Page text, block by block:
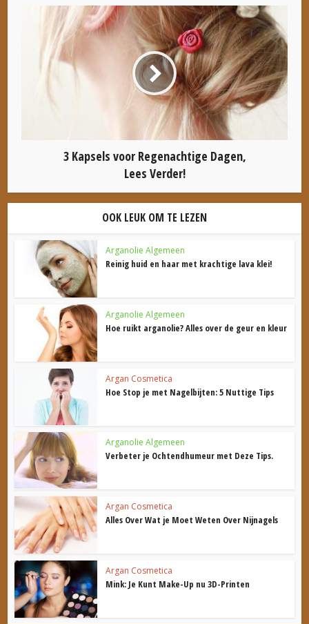
3 Kapsels voor Regenachtige Dagen,
Lees Verder!
OOK LEUK OM TE LEZEN
Arganolie Algemeen
Reinig huid en haar met krachtige lava klei!
Arganolie Algemeen
Hoe ruikt arganolie? Alles over de geur en kleur
Argan Cosmetica
Hoe Stop je met Nagelbijten: 5 Nuttige Tips
Arganolie Algemeen
Verbeter je Ochtendhumeur met Deze Tips.
Argan Cosmetica
Alles Over Wat je Moet Weten Over Nijnagels
Argan Cosmetica
Mink: Je Kunt Make-Up nu 3D-Printen